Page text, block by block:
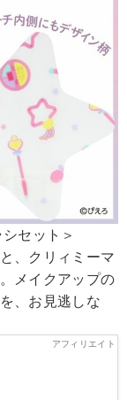
セット＞
、クリィミーマ
メイクアップの
、お見逃しな